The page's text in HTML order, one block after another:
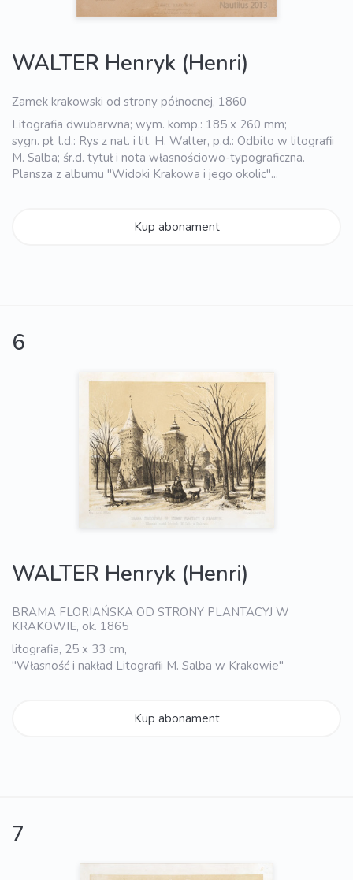
WALTER Henryk (Henri)
Zamek krakowski od strony północnej, 1860
Litografia dwubarwna; wym. komp.: 185 x 260 mm;
sygn. pł. l.d.: Rys z nat. i lit. H. Walter, p.d.: Odbito w litografii
M. Salba; śr.d. tytuł i nota własnościowo-typograficzna.
Plansza z albumu "Widoki Krakowa i jego okolic"...
Kup abonament
6
WALTER Henryk (Henri)
BRAMA FLORIAŃSKA OD STRONY PLANTACYJ W
KRAKOWIE, ok. 1865
litografia, 25 x 33 cm,
"Własność i nakład Litografii M. Salba w Krakowie"
Kup abonament
7